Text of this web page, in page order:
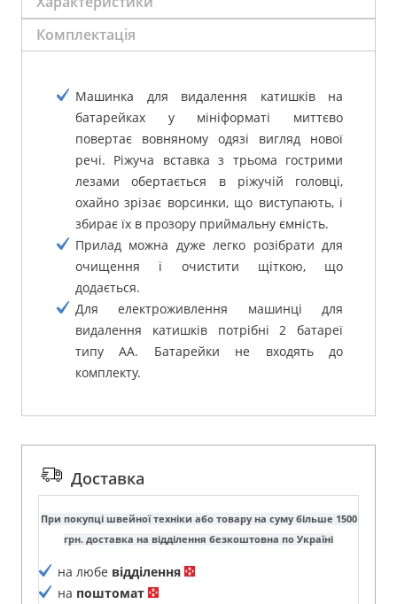
Комплектація
Машинка для видалення катишків на
батарейках у мініформаті миттєво
повертає вовняному одязі вигляд нової
речі. Ріжуча вставка з трьома гострими
лезами обертається в ріжучій головці,
охайно зрізає ворсинки, що виступають, і
збирає їх в прозору приймальну ємність.
Прилад можна дуже легко розібрати для
очищення і очистити щіткою, що
додається.
Для електроживлення машинці для
видалення катишків потрібні 2 батареї
типу АА.
Батарейки не входять до
комплекту.
Доставка
При покупці швейної техніки або товару на суму більше 1500
грн. доставка на відділення безкоштовна по Україні
на любе відділення
на поштомат